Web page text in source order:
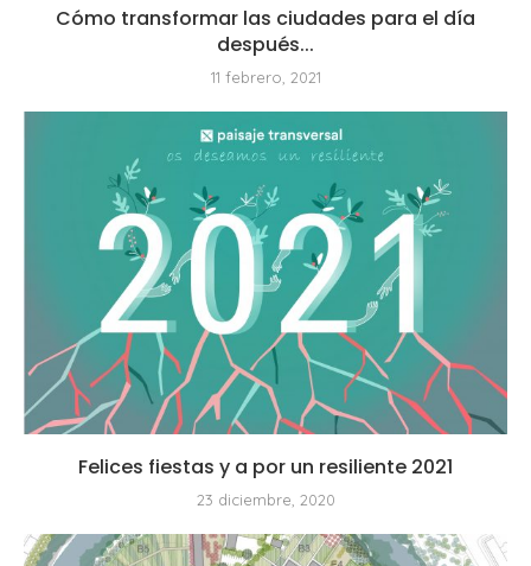
Cómo transformar las ciudades para el día
después...
11 febrero, 2021
Felices fiestas y a por un resiliente 2021
23 diciembre, 2020